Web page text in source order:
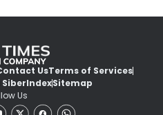
UsTerms of Services
IndexSitemap
Us